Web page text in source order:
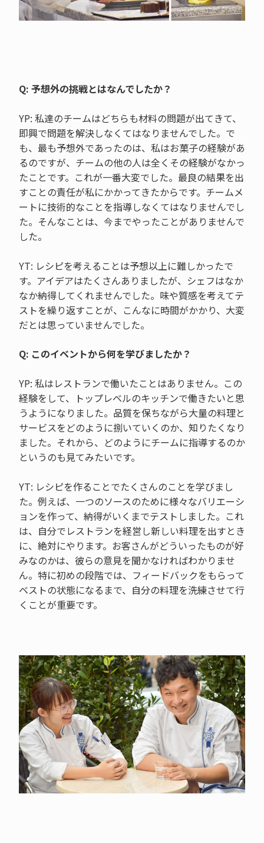
Q: 予想外の挑戦とはなんでしたか？
YP: 私達のチームはどちらも材料の問題が出てきて、
即興で問題を解決しなくてはなりませんでした。で
も、最も予想外であったのは、私はお菓子の経験があ
るのですが、チームの他の人は全くその経験がなかっ
たことです。これが一番大変でした。最良の結果を出
すことの責任が私にかかってきたからです。チームメ
ートに技術的なことを指導しなくてはなりませんでし
た。そんなことは、今までやったことがありませんで
した。
YT: レシピを考えることは予想以上に難しかったで
す。アイデアはたくさんありましたが、シェフはなか
なか納得してくれませんでした。味や質感を考えてテ
ストを繰り返すことが、こんなに時間がかかり、大変
だとは思っていませんでした。
Q: このイベントから何を学びましたか？
YP: 私はレストランで働いたことはありません。この
経験をして、トップレベルのキッチンで働きたいと思
うようになりました。品質を保ちながら大量の料理と
サービスをどのように捌いていくのか、知りたくなり
ました。それから、どのようにチームに指導するのか
というのも見てみたいです。
YT: レシピを作ることでたくさんのことを学びまし
た。例えば、一つのソースのために様々なバリエーシ
ョンを作って、納得がいくまでテストしました。これ
は、自分でレストランを経営し新しい料理を出すとき
に、絶対にやります。お客さんがどういったものが好
みなのかは、彼らの意見を聞かなければわかりませ
ん。特に初めの段階では、フィードバックをもらって
ベストの状態になるまで、自分の料理を洗練させて行
くことが重要です。